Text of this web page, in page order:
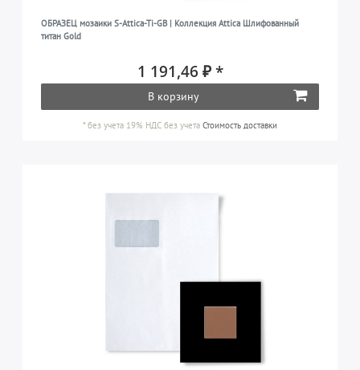
ОБРАЗЕЦ мозаики S-Attica-Ti-GB | Коллекция Attica Шлифованный
титан Gold
1 191,46 ₽ *
В корзину
*без учета 19% НДС без учета Стоимость доставки